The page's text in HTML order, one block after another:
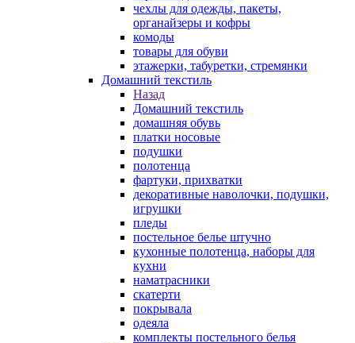
чехлы для одежды, пакеты,
органайзеры и кофры
комоды
товары для обуви
этажерки, табуретки, стремянки
Домашний текстиль
Назад
Домашний текстиль
домашняя обувь
платки носовые
подушки
полотенца
фартуки, прихватки
декоративные наволочки, подушки,
игрушки
пледы
постельное белье штучно
кухонные полотенца, наборы для
кухни
наматрасники
скатерти
покрывала
одеяла
комплекты постельного белья